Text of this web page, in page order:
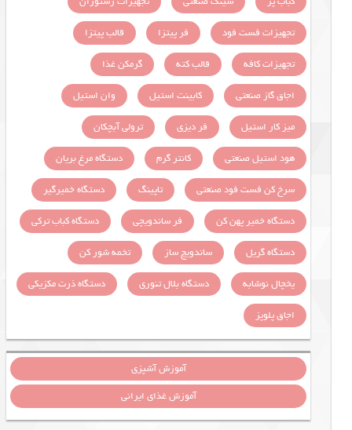
تجهیزات فست فود
فر پیتزا
قالب پیتزا
تجهیزات کافه
قالب کته
گرمکن غذا
اجاق گاز صنعتی
کابینت استیل
وان استیل
میز کار استیل
فر دیزی
ترولی آبچکان
هود استیل صنعتی
کانتر گرم
دستگاه مرغ بریان
سرخ کن فست فود صنعتی
تاپینگ
دستگاه خمیرگیر
دستگاه خمیر پهن کن
فر ساندویچی
دستگاه کباب ترکی
دستگاه گریل
ساندویچ ساز
تخمه شور کن
یخچال نوشابه
دستگاه بلال تنوری
دستگاه ذرت مکزیکی
اجاق پلوپز
آموزش آشپزی
آموزش غذای ایرانی